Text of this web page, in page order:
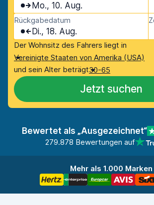
Mo., 10. Aug.
Rückgabedatum
Di., 18. Aug.
Der Wohnsitz des Fahrers liegt in
Vereinigte Staaten von Amerika (USA)
und sein Alter beträgt30-65
Jetzt suchen
Bewertet als „Ausgezeichnet“
279.878 Bewertungen auf
Mehr als 1.000 Marken